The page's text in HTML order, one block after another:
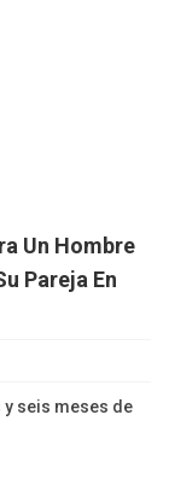
Un Hombre
Pareja En
seis meses de